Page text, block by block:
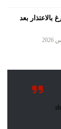
بالاعتذار بعد